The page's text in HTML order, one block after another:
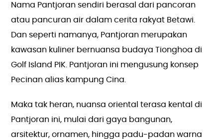
Nama Pantjoran sendiri berasal dari pancoran
atau pancuran air dalam cerita rakyat Betawi.
Dan seperti namanya, Pantjoran merupakan
kawasan kuliner bernuansa budaya Tionghoa di
Golf Island PIK. Pantjoran ini mengusung konsep
Pecinan alias kampung Cina.
Maka tak heran, nuansa oriental terasa kental di
Pantjoran ini, mulai dari gaya bangunan,
arsitektur, ornamen, hingga padu-padan warna